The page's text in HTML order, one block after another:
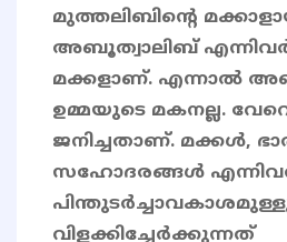
മുത്തലിബിന്റെ
അബൂത്വാലിബ്
മക്കളാണ്. എന്നാൽ
ഉമ്മയുടെ മകനല്ല.
ജനിച്ചതാണ്. മക്കൾ,
സഹോദരങ്ങൾ
വിളക്കിച്ചേർക്കുന്നത്